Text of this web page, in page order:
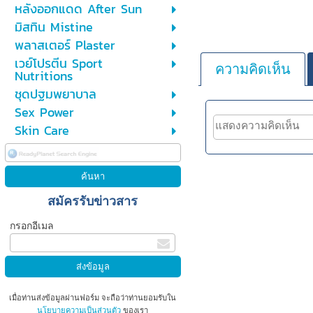
หลังออกแดด After Sun
มิสทิน Mistine
พลาสเตอร์ Plaster
เวย์โปรตีน Sport
Nutritions
ชุดปฐมพยาบาล
Sex Power
Skin Care
สมัครรับข่าวสาร
กรอกอีเมล
เมื่อท่านส่งข้อมูลผ่านฟอร์ม จะถือว่าท่านยอมรับใน
นโยบายความเป็นส่วนตัวของเรา
ความคิดเห็น